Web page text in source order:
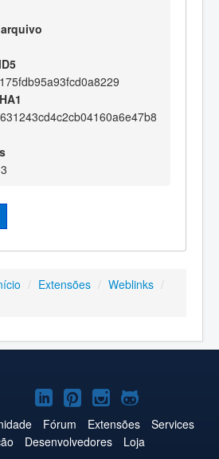
/ Extensões / Weblinks /
Joomla!
no
YouTube
Joomla!
no
LinkedIn
Joomla!
no
Pinterest
Joomla!
no
Instagram
Joomla!
no
GitHub
Fórum Extensões
Services
Desenvolvedores
Loja